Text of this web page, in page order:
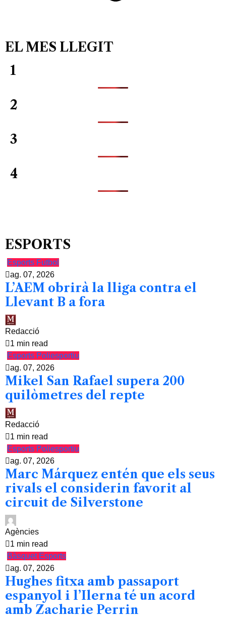
EL MES LLEGIT
1
2
3
4
ESPORTS
Esports Futbol
ag. 07, 2026
L’AEM obrirà la lliga contra el
Llevant B a fora
Redacció
1 min read
Esports Poliesportiu
ag. 07, 2026
Mikel San Rafael supera 200
quilòmetres del repte
Redacció
1 min read
Esports Poliesportiu
ag. 07, 2026
Marc Márquez entén que els seus
rivals el considerin favorit al
circuit de Silverstone
Agències
1 min read
Bàsquet Esports
ag. 07, 2026
Hughes fitxa amb passaport
espanyol i l’Ilerna té un acord
amb Zacharie Perrin